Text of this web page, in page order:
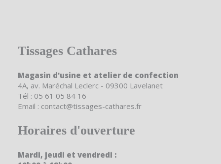
Tissages Cathares
Magasin d'usine et atelier de confection
4A, av. Maréchal Leclerc - 09300 Lavelanet
Tél : 05 61 05 84 16
Email : contact@tissages-cathares.fr
Horaires d'ouverture
Mardi, jeudi et vendredi :